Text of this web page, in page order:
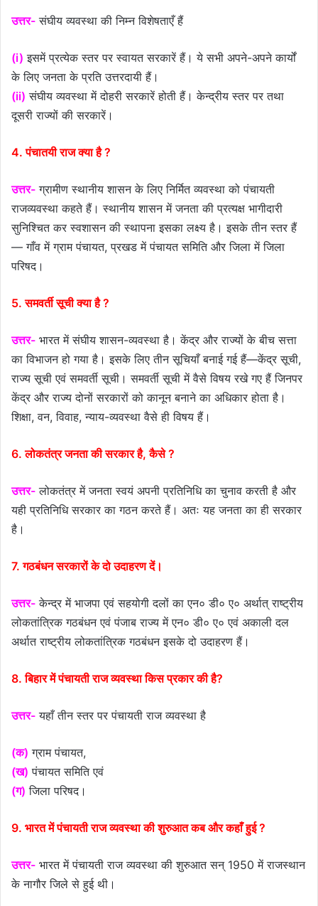
उत्तर- संघीय व्यवस्था की निम्न विशेषताएँ हैं
(i) इसमें प्रत्येक स्तर पर स्वायत सरकारें हैं। ये सभी अपने-अपने कार्यों
के लिए जनता के प्रति उत्तरदायी हैं।
(ii) संघीय व्यवस्था में दोहरी सरकारें होती हैं। केन्द्रीय स्तर पर तथा
दूसरी राज्यों की सरकारें।
4. पंचातयी राज क्या है ?
उत्तर- ग्रामीण स्थानीय शासन के लिए निर्मित व्यवस्था को पंचायती
राजव्यवस्था कहते हैं। स्थानीय शासन में जनता की प्रत्यक्ष भागीदारी
सुनिश्चित कर स्वशासन की स्थापना इसका लक्ष्य है। इसके तीन स्तर हैं
— गाँव में ग्राम पंचायत, प्रखड में पंचायत समिति और जिला में जिला
परिषद।
5. समवर्ती सूची क्या है ?
उत्तर- भारत में संघीय शासन-व्यवस्था है। केंद्र और राज्यों के बीच सत्ता
का विभाजन हो गया है। इसके लिए तीन सूचियाँ बनाई गई हैं—केंद्र सूची,
राज्य सूची एवं समवर्ती सूची। समवर्ती सूची में वैसे विषय रखे गए हैं जिनपर
केंद्र और राज्य दोनों सरकारों को कानून बनाने का अधिकार होता है।
शिक्षा, वन, विवाह, न्याय-व्यवस्था वैसे ही विषय हैं।
6. लोकतंत्र जनता की सरकार है, कैसे ?
उत्तर- लोकतंत्र में जनता स्वयं अपनी प्रतिनिधि का चुनाव करती है और
यही प्रतिनिधि सरकार का गठन करते हैं। अतः यह जनता का ही सरकार
है।
7. गठबंधन सरकारों के दो उदाहरण दें।
उत्तर- केन्द्र में भाजपा एवं सहयोगी दलों का एन० डी० ए० अर्थात् राष्ट्रीय
लोकतांत्रिक गठबंधन एवं पंजाब राज्य में एन० डी० ए० एवं अकाली दल
अर्थात राष्ट्रीय लोकतांत्रिक गठबंधन इसके दो उदाहरण हैं।
8. बिहार में पंचायती राज व्यवस्था किस प्रकार की है?
उत्तर- यहाँ तीन स्तर पर पंचायती राज व्यवस्था है
(क) ग्राम पंचायत,
(ख) पंचायत समिति एवं
(ग) जिला परिषद।
9. भारत में पंचायती राज व्यवस्था की शुरुआत कब और कहाँ हुई ?
उत्तर- भारत में पंचायती राज व्यवस्था की शुरुआत सन् 1950 में राजस्थान
के नागौर जिले से हुई थी।